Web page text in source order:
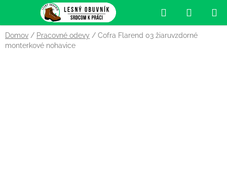
obsah
Hľadať
KOŠÍK
Domov / Pracovné odevy / Cofra Flarend 03 žiaruvzdorné
monterkové nohavice